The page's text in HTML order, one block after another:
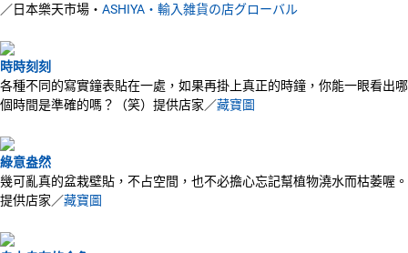
／日本樂天市場‧ ASHIYA・輸入雑貨の店グローバル
時時刻刻
各種不同的寫實鐘表貼在一處，如果再掛上真正的時鐘，你能一眼看出哪
個時間是準確的嗎？（笑）提供店家／藏寶圖
綠意盎然
幾可亂真的盆栽壁貼，不占空間，也不必擔心忘記幫植物澆水而枯萎喔。
提供店家／藏寶圖